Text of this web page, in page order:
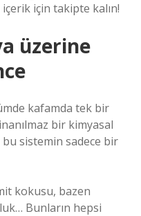
için takipte kalın!
üzerine
kafamda tek bir
bir kimyasal
sistemin sadece bir
kokusu, bazen
Bunların hepsi